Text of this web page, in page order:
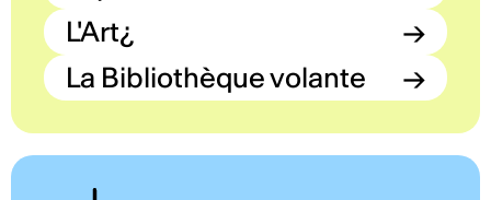
L'Art¿
→
La Bibliothèque volante
→